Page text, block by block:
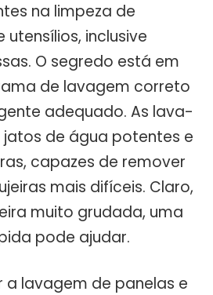
na limpeza de
inclusive
O segredo está em
de lavagem correto
adequado. As lava-
de água potentes e
capazes de remover
mais difíceis. Claro,
muito grudada, uma
pode ajudar.
lavagem de panelas e